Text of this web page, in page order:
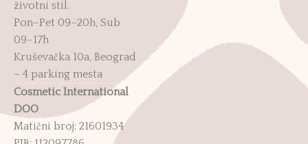
životni stil.
Pon–Pet 09–20h, Sub
09–17h
Kruševačka 10a, Beograd
– 4 parking mesta
Cosmetic International
DOO
Matični broj: 21601934